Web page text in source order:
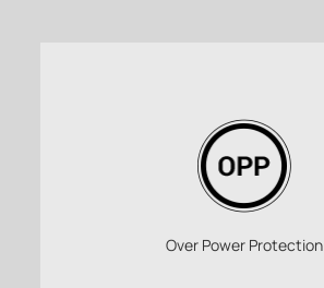
Over Power Protection